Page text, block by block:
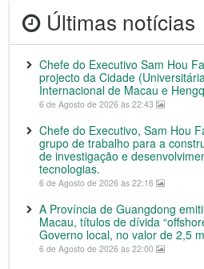
Últimas notícias
Chefe do Executivo Sam Hou
projecto da Cidade
Internacional de Macau e
6 de Agosto de 2026 às 22:43
Chefe do Executivo, Sam Hou
grupo de trabalho para a
de investigação e
tecnologias.
6 de Agosto de 2026 às 22:16
A Província de Guangdong
Macau, títulos de dívida
Governo local, no valor de 2,5
6 de Agosto de 2026 às 22:00